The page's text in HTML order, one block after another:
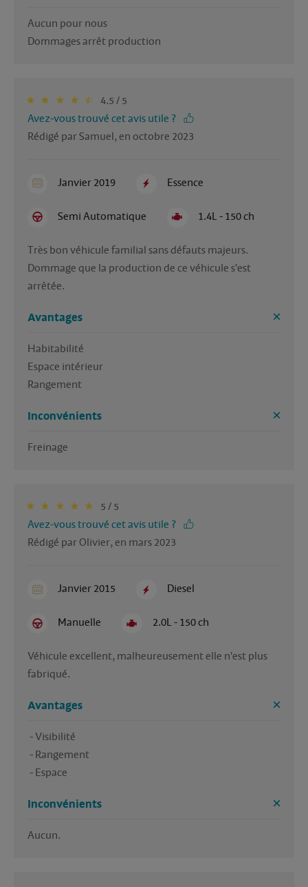
Aucun pour nous
Dommages arrêt production
4.5 / 5
Avez-vous trouvé cet avis utile ?
Rédigé par Samuel, en octobre 2023
Janvier 2019 Essence
Semi Automatique 1.4L - 150 ch
Très bon véhicule familial sans défauts majeurs.
Dommage que la production de ce véhicule s'est
arrêtée.
Avantages
Habitabilité
Espace intérieur
Rangement
Inconvénients
Freinage
5 / 5
Avez-vous trouvé cet avis utile ?
Rédigé par Olivier, en mars 2023
Janvier 2015 Diesel
Manuelle 2.0L - 150 ch
Véhicule excellent, malheureusement elle n'est plus
fabriqué.
Avantages
- Espace
Inconvénients
Aucun.